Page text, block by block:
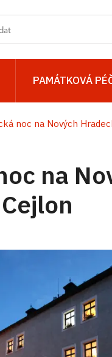
PAMÁTKOVÁ
noc na Nových
na